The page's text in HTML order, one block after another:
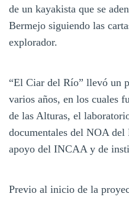
de un kayakista que se
Bermejo siguiendo las
explorador.
“El Ciar del Río” llevó un
varios años, en los cuales
de las Alturas, el
documentales del NOA del
apoyo del INCAA y de
Previo al inicio de la